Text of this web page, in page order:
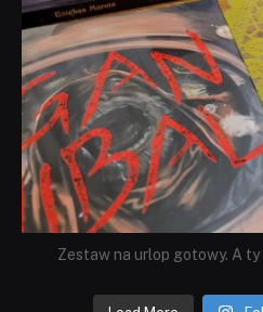
Zestaw na urlop gotowy. A